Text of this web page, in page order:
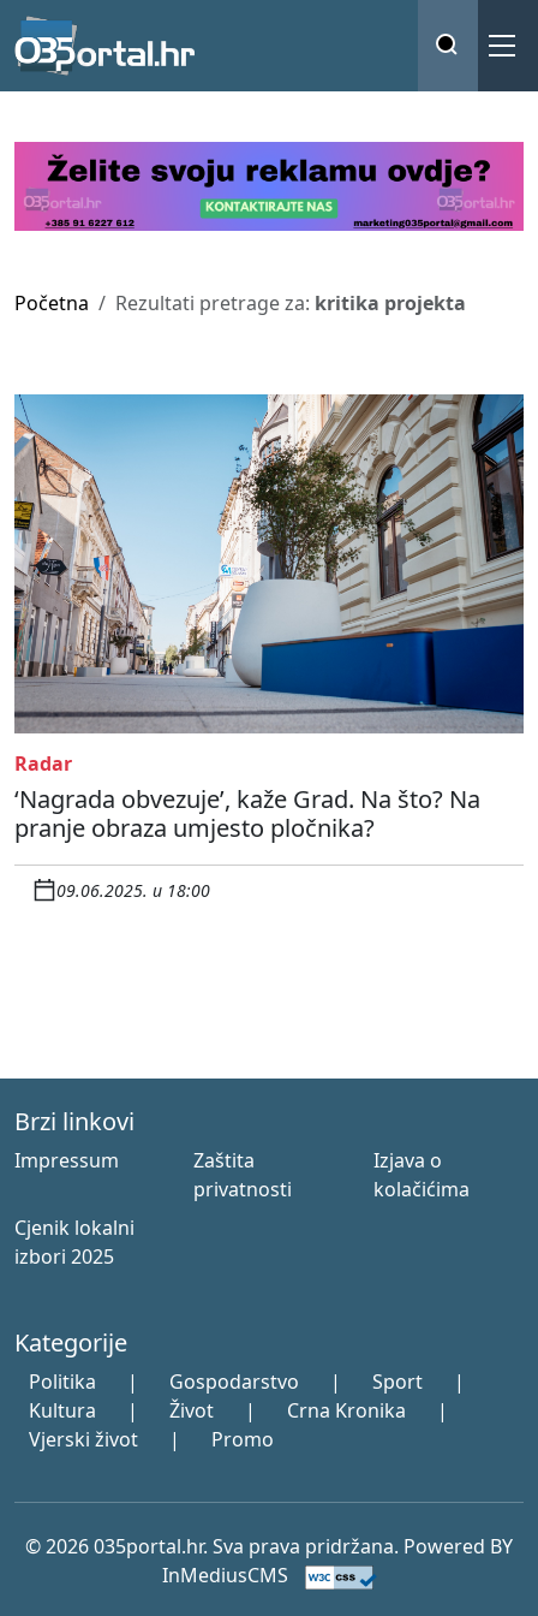
Početna Rezultati pretrage za: kritika projekta
Radar
‘Nagrada obvezuje’, kaže Grad. Na što? Na
pranje obraza umjesto pločnika?
09.06.2025. u 18:00
Brzi linkovi
Impressum
Zaštita
privatnosti
Izjava o
kolačićima
Cjenik lokalni
izbori 2025
Kategorije
Politika | Gospodarstvo | Sport
|
Kultura
| Život | Crna Kronika
|
Vjerski život
| Promo
© 2026 035portal.hr. Sva prava pridržana. Powered BY
InMediusCMS